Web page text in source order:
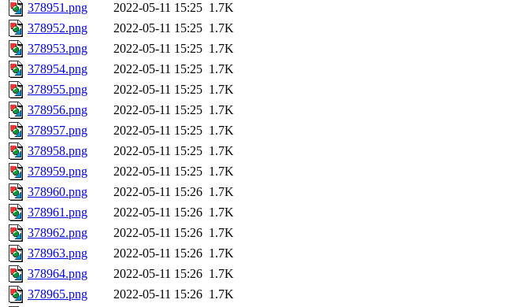
378951.png
2022-05-11 15:25 1.7K
378952.png
2022-05-11 15:25 1.7K
378953.png
2022-05-11 15:25 1.7K
378954.png
2022-05-11 15:25 1.7K
378955.png
2022-05-11 15:25 1.7K
378956.png
2022-05-11 15:25 1.7K
378957.png
2022-05-11 15:25 1.7K
378958.png
2022-05-11 15:25 1.7K
378959.png
2022-05-11 15:25 1.7K
378960.png
2022-05-11 15:26 1.7K
378961.png
2022-05-11 15:26 1.7K
378962.png
2022-05-11 15:26 1.7K
378963.png
2022-05-11 15:26 1.7K
378964.png
2022-05-11 15:26 1.7K
378965.png
2022-05-11 15:26 1.7K